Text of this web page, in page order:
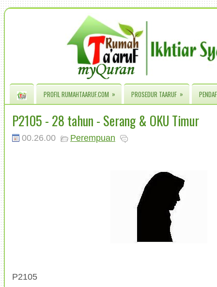
PROFIL RUMAHTAARUF.COM » PROSEDUR TAARUF »
P2105 - 28 tahun - Serang & OKU Timur
00.26.00 Perempuan
P2105